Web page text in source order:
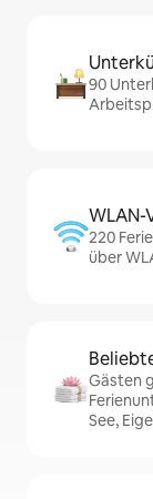
90
220
über
Gästen
See,